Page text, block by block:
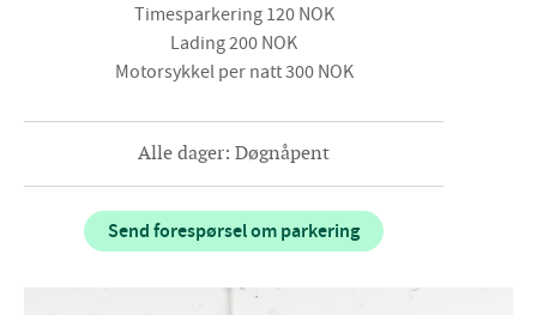
Timesparkering 120 NOK
Lading 200 NOK
Motorsykkel per natt 300 NOK
Alle dager: Døgnåpent
Send forespørsel om parkering